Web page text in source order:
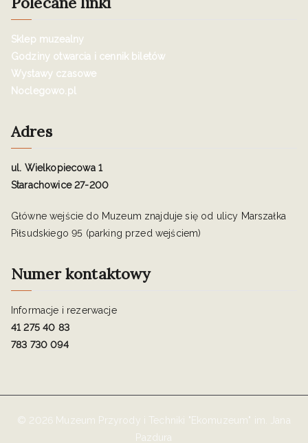
Sklep muzealny
Godziny otwarcia i cennik biletów
Wystawy czasowe
Noclegowo.pl
Adres
ul. Wielkopiecowa 1
Starachowice 27-200
Główne wejście do Muzeum znajduje się od ulicy Marszałka
Piłsudskiego 95 (parking przed wejściem)
Numer kontaktowy
Informacje i rezerwacje
41 275 40 83
783 730 094
© 2026 Muzeum Przyrody i Techniki "Ekomuzeum" im. Jana
Pazdura